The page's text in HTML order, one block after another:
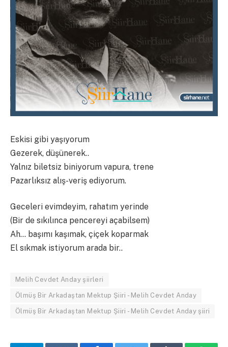
Eskisi gibi yaşıyorum
Gezerek, düşünerek..
Yalnız biletsiz biniyorum vapura, trene
Pazarlıksız alış-veriş ediyorum.
Geceleri evimdeyim, rahatım yerinde
(Bir de sıkılınca pencereyi açabilsem)
Ah… başımı kaşımak, çiçek koparmak
El sıkmak istiyorum arada bir..
Melih Cevdet Anday şiirleri
Ölmüş Bir Arkadaştan Mektup Şiiri - Melih Cevdet Anday
Ölmüş Bir Arkadaştan Mektup Şiiri - Melih Cevdet Anday şiiri